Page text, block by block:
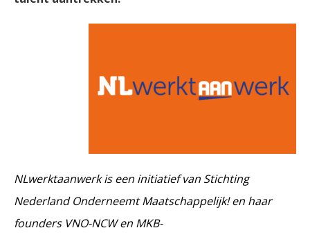
NLwerktaanwerk is een initiatief van Stichting
Nederland Onderneemt Maatschappelijk! en haar
founders VNO-NCW en MKB-